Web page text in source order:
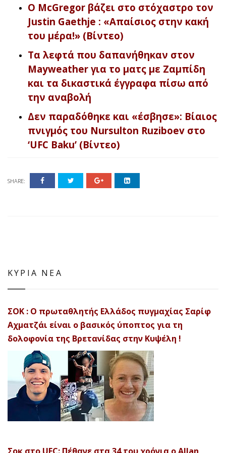
Ο McGregor βάζει στο στόχαστρο τον
Justin Gaethje : «Απαίσιος στην κακή
του μέρα!» (Βίντεο)
Τα λεφτά που δαπανήθηκαν στον
Mayweather για το ματς με Ζαμπίδη
και τα δικαστικά έγγραφα πίσω από
την αναβολή
Δεν παραδόθηκε και «έσβησε»: Βίαιος
πνιγμός του Nursulton Ruziboev στο
‘UFC Baku’ (Βίντεο)
SHARE:
ΚΥΡΙΑ ΝΕΑ
ΣΟΚ : Ο πρωταθλητής Ελλάδος πυγμαχίας Σαρίφ
Αχματζάι είναι ο βασικός ύποπτος για τη
δολοφονία της Βρετανίδας στην Κυψέλη !
Σοκ στο UFC: Πέθανε στα 34 του χρόνια ο Allan